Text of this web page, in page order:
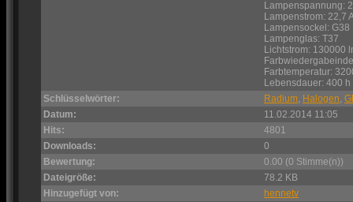
Lampenspannung:
Lampenstrom: 22,7
Lampensockel: G38
Lampenglas: T37
Lichtstrom: 130000
Farbtemperatur:
Lebensdauer: 400 h
Schlüsselwörter:
Radium, Halogen,
Datum:
11.02.2014 11:05
Hits:
4801
Downloads:
0
Bewertung:
0.00 (0 Stimme(n))
Dateigröße:
78.2 KB
Hinzugefügt von:
hennetv